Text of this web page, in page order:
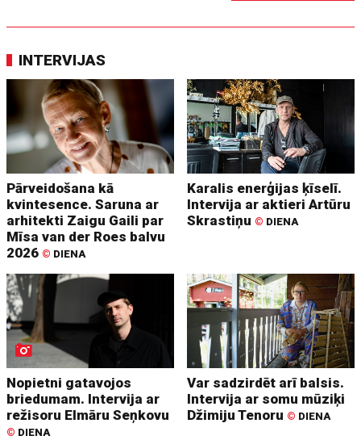
INTERVIJAS
Pārveidošana kā
kvintesence. Saruna ar
arhitekti Zaigu Gaili par
Mīsa van der Roes balvu
2026 © DIENA
Karalis enerģijas ķīselī.
Intervija ar aktieri Artūru
Skrastiņu © DIENA
Nopietni gatavojos
briedumam. Intervija ar
režisoru Elmāru Seņkovu
© DIENA
Var sadzirdēt arī balsis.
Intervija ar somu mūziķi
Džimiju Tenoru © DIENA